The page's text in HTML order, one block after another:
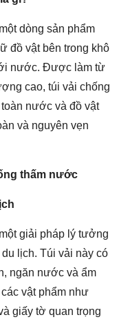
dòng sản phẩm
đồ vật bên trong khô
nước. Được làm từ
cao, túi vải chống
nước và đồ vật
và nguyên vẹn
thấm nước
giải pháp lý tưởng
lịch. Túi vải này có
ngăn nước và ẩm
vật phẩm như
giấy tờ quan trọng